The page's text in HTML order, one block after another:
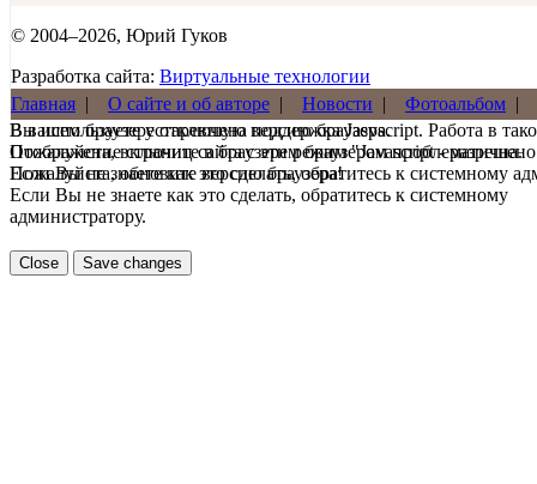
© 2004–2026, Юрий Гуков
Разработка сайта: Виртуальные технологии
Главная | О сайте и об авторе | Новости | Фотоальбом |
В вашем браузере отключена поддержка Jasvscript. Работа в
Пожалуйста, включите в браузере режим "Javascript -
Если Вы не знаете как это сделать, обратитесь к системному
Вы используете устаревшую версию браузера.
Отображение страниц сайта с этим браузером проблематична.
Пожалуйста, обновите версию браузера!
Если Вы не знаете как это сделать, обратитесь к системному
администратору.
Close Save changes